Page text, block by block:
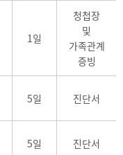
1일
청첩장
및
가족관계
증빙
5일 진단서
5일 진단서